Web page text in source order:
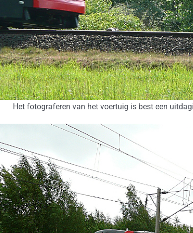
Het fotograferen van het voertuig is best een